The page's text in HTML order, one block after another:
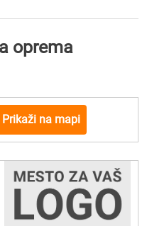
oprema
Prikaži na mapi